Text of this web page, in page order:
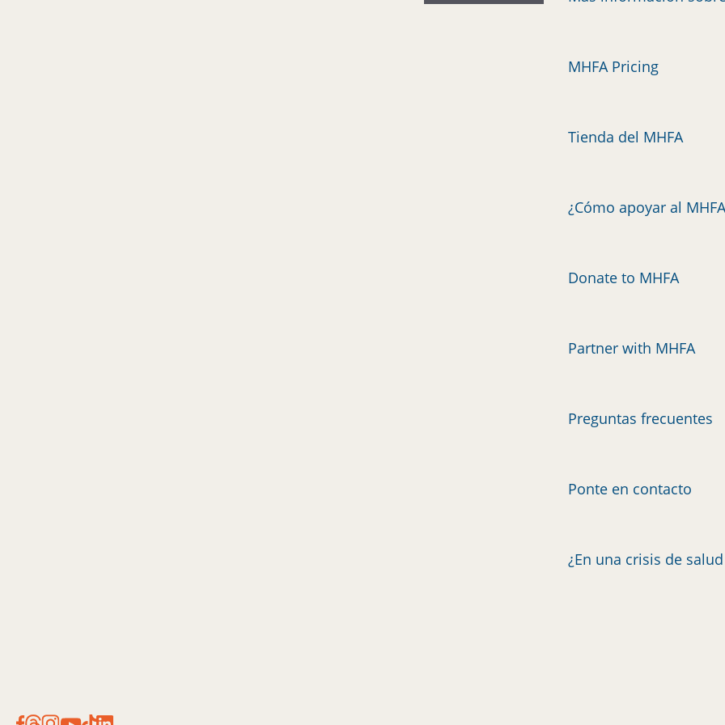
MHFA Pricing
Tienda del MHFA
¿Cómo apoyar al
Donate to MHFA
Partner with MHFA
Preguntas frecuentes
Ponte en contacto
¿En una crisis de